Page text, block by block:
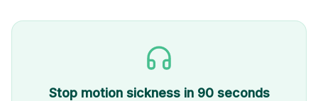
Stop motion sickness in 90 seconds